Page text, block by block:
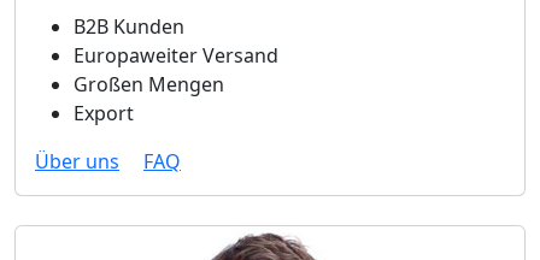
B2B Kunden
Europaweiter Versand
Großen Mengen
Export
Über uns
FAQ